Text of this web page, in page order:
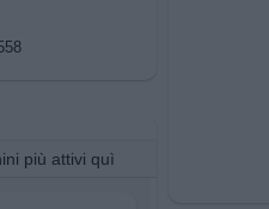
più attivi quì